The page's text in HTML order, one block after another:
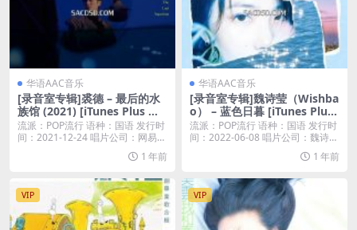
华语AAC音乐
[录音室专辑]裘德 – 最后的水
族馆 (2021) [iTunes Plus M4
A]
流派：POP流行 语种：国语 发行时
间：2021-12-24 唱片公司：网易音
1 年前
华语AAC音乐
[录音室专辑]魏诗莹（Wishba
o） – 蓝色日暮 [iTunes Plus
M4A]
流派：POP流行 语种：国语 发行时
间：2022-06-08 唱片公司：魏诗莹
1 年前
VIP VIP